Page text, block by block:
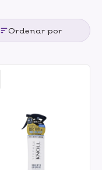
Ordenar por